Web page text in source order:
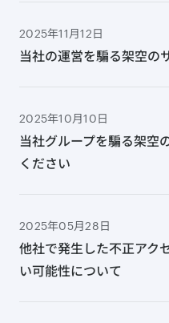
2025年11月12日
当社の運営を騙る架空の
2025年10月10日
当社グループを騙る架空
ください
2025年05月28日
他社で発生した不正アク
い可能性について